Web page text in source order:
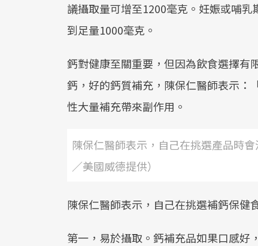
議攝取量可增至1200毫克。妊娠或哺
到足量1000毫克。
鈣對健康至關重要，但因為飲食選擇有
鈣，好的鈣質補充，陳保仁醫師表示：
性大量補充帶來副作用。
陳保仁醫師表示，自己在挑選產品時
／美國威德提供）
陳保仁醫師表示，自己在挑選補鈣保健
第一，易於攝取。鈣補充品如果口感好